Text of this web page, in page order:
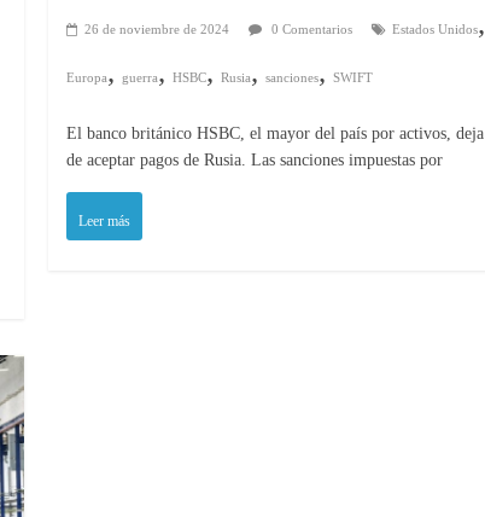
26 de noviembre de 2024 0 Comentarios Estados Unidos,
Europa,guerra,HSBC,Rusia,sanciones,SWIFT
El banco británico HSBC, el mayor del país por activos, deja
de aceptar pagos de Rusia. Las sanciones impuestas por
Leer más